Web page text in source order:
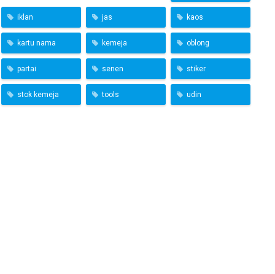
iklan jas kaos
kartu nama kemeja oblong
partai senen stiker
stok kemeja tools udin